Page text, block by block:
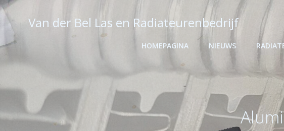
Ga
naar
inhoud
Van der Bel Las en Radiateurenbedrijf
HOMEPAGINA NIEUWS